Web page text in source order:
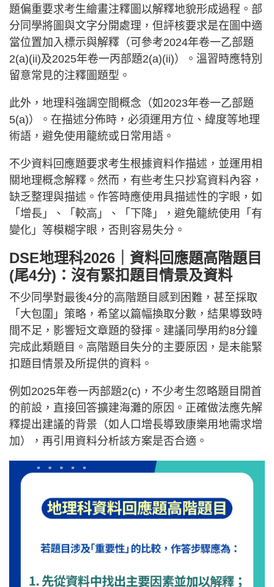
題偏重要求考生繪畫注釋圖以解釋地貌形成過程。部
分同學將圖與文字分開處理，但評核要求是在圖中適
當位置加入標示與解釋（可參考2024年卷一乙部題
2(a)(ii)及2025年卷一丙部題2(a)(ii)）。溫習時應特別
留意常見的注釋圖題型。
此外，地理科強調空間概念（如2023年卷一乙部題
5(a)）。在描述分佈時，必須運用方位、緯度等地理
術語，避免使用籠統或日常用語。
不少資料回應題要求考生根據資料作描述，並運用相
關地理概念解釋。然而，有些考生只抄寫資料內容，
缺乏整理與描述。作答時應使用具描述性的字眼，如
「增長」、「較高」、「下降」，避免籠統使用「有
變化」等模糊字眼，否則容易失分。
DSE地理科2026｜資料回應題高階題目
(尾4分)：沒有緊扣題目情景及資料
不少同學對最後4分的高階題目感到困難，甚至採取
「大包圍」策略，希望以篇幅換取分數，結果導致時
間不足，影響短文章題的發揮。建議同學用約8分鐘
完成此類題目。高階題目失分的主要原因，是未能緊
扣題目情景及所提供的資料。
例如2025年卷一丙部題2(c)，不少考生忽略題目開首
的前設，直接回答擴建海灘的原因。正確做法應先解
釋提出建議的背景（如人口增長導致康樂用地需求增
加），再引用資料分析該方案是否合適。